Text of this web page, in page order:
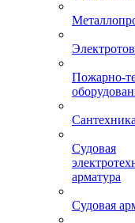
Пожарно-
Сантехника
Судовая
арматура
Судовая